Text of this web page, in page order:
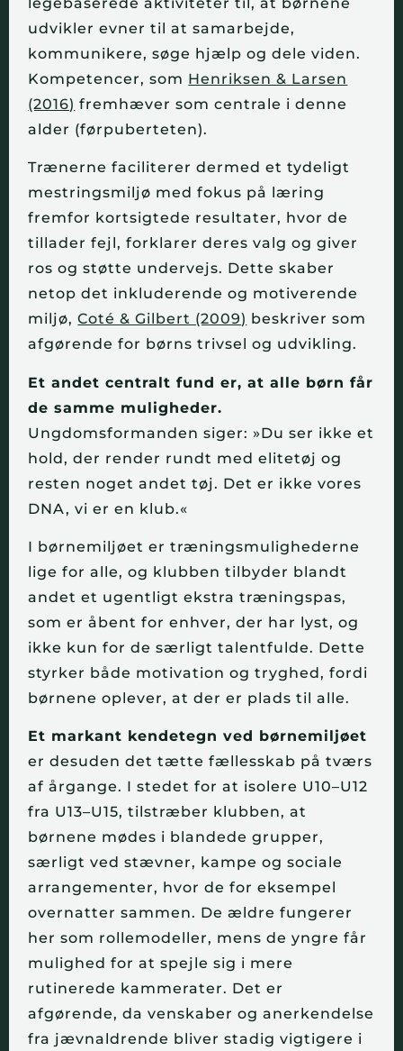
udvikler evner til at samarbejde,
kommunikere, søge hjælp og dele viden.
Kompetencer, som Henriksen & Larsen
(2016) fremhæver som centrale i denne
alder (førpuberteten).
Trænerne faciliterer dermed et tydeligt
mestringsmiljø med fokus på læring
fremfor kortsigtede resultater, hvor de
tillader fejl, forklarer deres valg og giver
ros og støtte undervejs. Dette skaber
netop det inkluderende og motiverende
miljø,Coté & Gilbert (2009) beskriver som
afgørende for børns trivsel og udvikling.
Et andet centralt fund er, at alle børn får
de samme muligheder.
Ungdomsformanden siger: »Du ser ikke et
hold, der render rundt med elitetøj og
resten noget andet tøj. Det er ikke vores
DNA, vi er en klub.«
I børnemiljøet er træningsmulighederne
lige for alle, og klubben tilbyder blandt
andet et ugentligt ekstra træningspas,
som er åbent for enhver, der har lyst, og
ikke kun for de særligt talentfulde. Dette
styrker både motivation og tryghed, fordi
børnene oplever, at der er plads til alle.
Et markant kendetegn ved børnemiljøet
er desuden det tætte fællesskab på tværs
af årgange. I stedet for at isolere U10–U12
fra U13–U15, tilstræber klubben, at
børnene mødes i blandede grupper,
særligt ved stævner, kampe og sociale
arrangementer, hvor de for eksempel
overnatter sammen. De ældre fungerer
her som rollemodeller, mens de yngre får
mulighed for at spejle sig i mere
rutinerede kammerater. Det er
afgørende, da venskaber og anerkendelse
fra jævnaldrende bliver stadig vigtigere i